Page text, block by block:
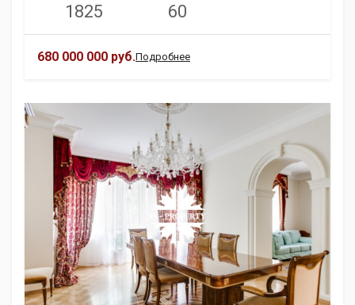
1825 60
680 000 000 руб.Подробнее